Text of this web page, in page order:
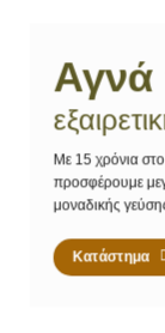
Αγνά
Με 15 χρόνια
προσφέρουμε
μοναδικής
Κατάστημα